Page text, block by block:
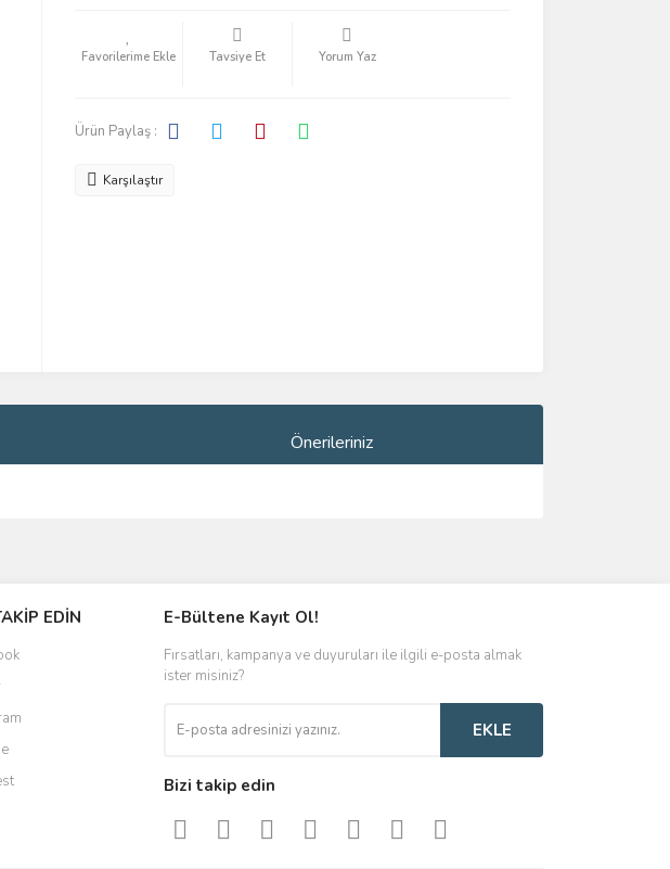
Tavsiye Et Yorum Yaz
Ürün Paylaş :
Karşılaştır
Önerileriniz
EDİN E-Bültene Kayıt Ol!
Fırsatları, kampanya ve duyuruları ile ilgili e-posta almak
ister misiniz?
EKLE
Bizi takip edin